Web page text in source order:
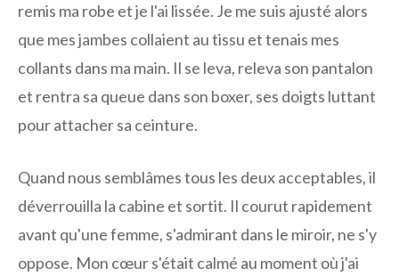
remis ma robe et je l'ai lissée. Je me suis ajusté alors
que mes jambes collaient au tissu et tenais mes
collants dans ma main. Il se leva, releva son pantalon
et rentra sa queue dans son boxer, ses doigts luttant
pour attacher sa ceinture.
Quand nous semblâmes tous les deux acceptables, il
déverrouilla la cabine et sortit. Il courut rapidement
avant qu'une femme, s'admirant dans le miroir, ne s'y
oppose. Mon cœur s'était calmé au moment où j'ai